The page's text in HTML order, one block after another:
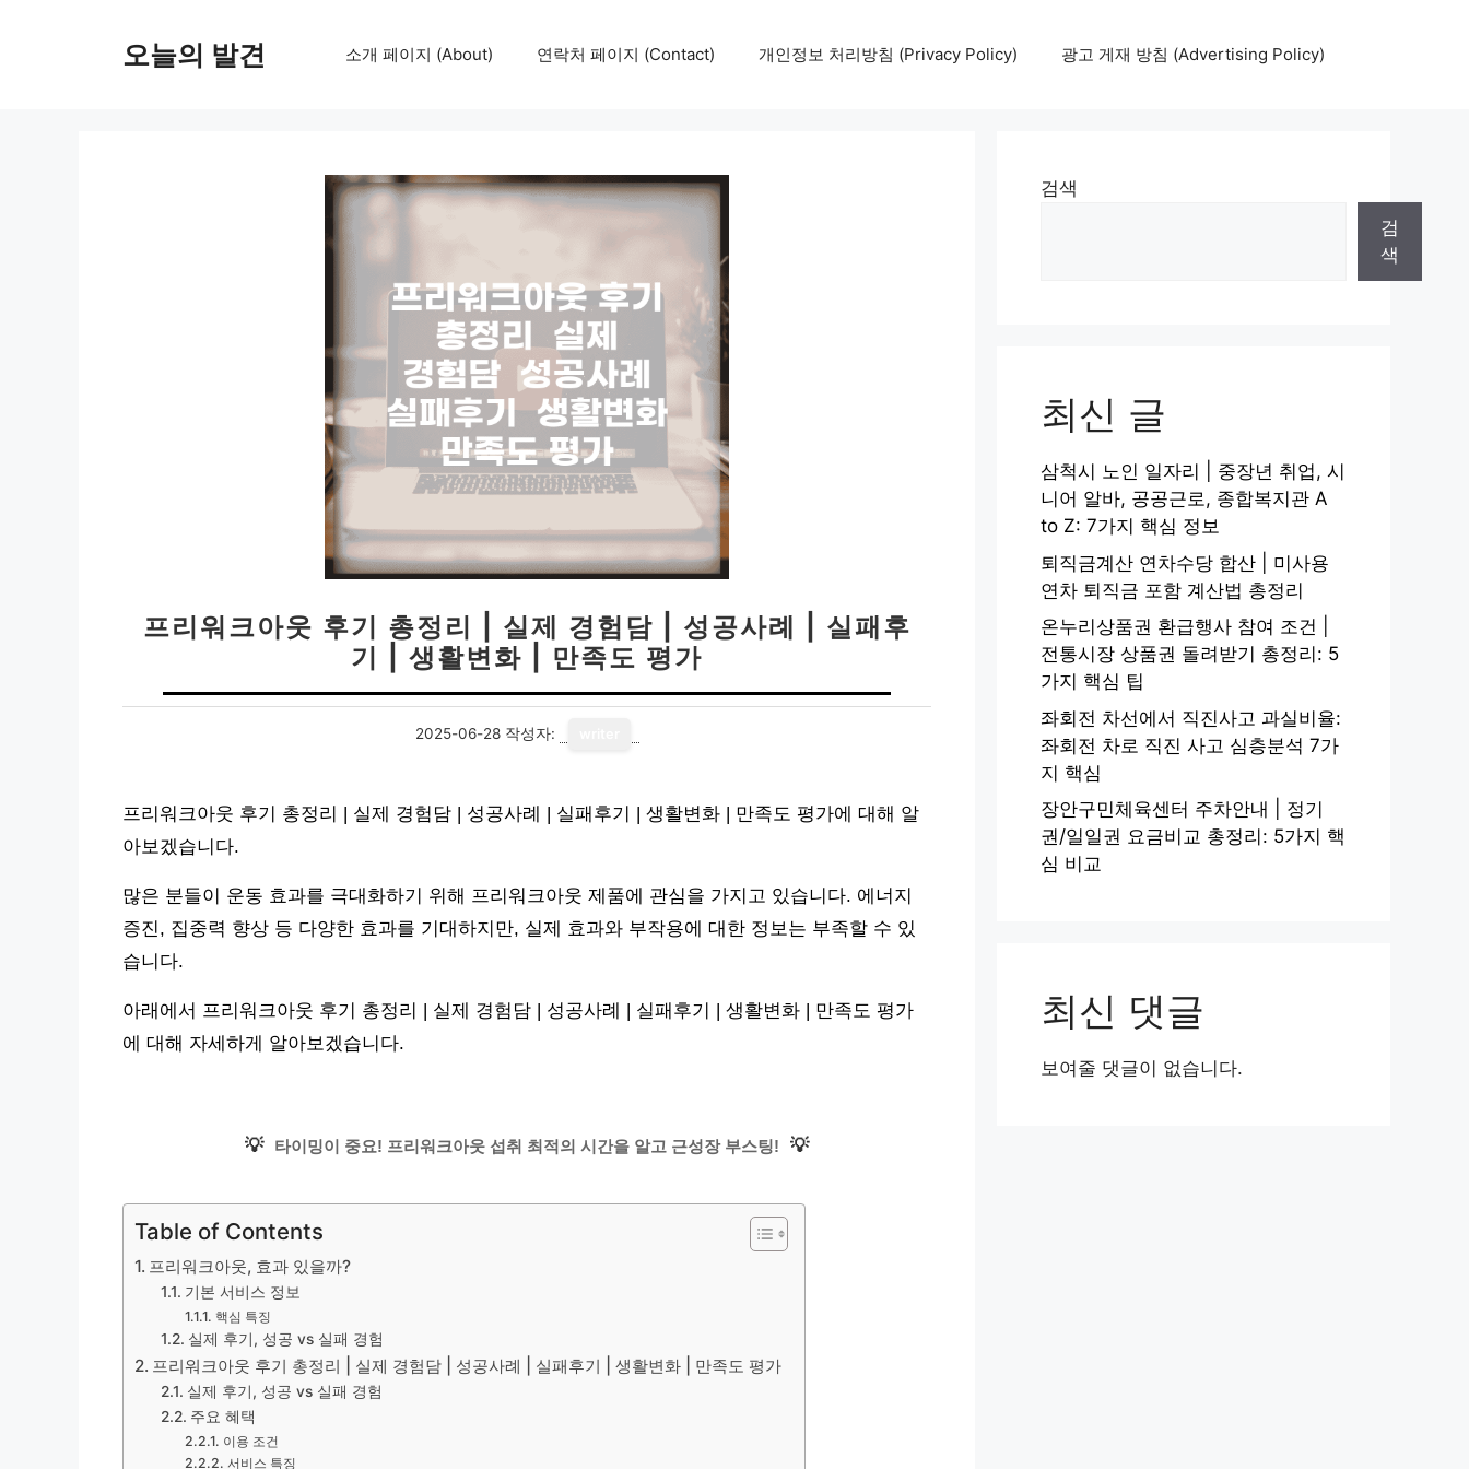
오늘의 발견 소개 페이지 (About) 연락처 페이지 (Contact) 개인정보 처리방침 (Privacy Policy) 광고 게재 방침 (Advertising Policy)
프리워크아웃 후기 총정리 | 실제 경험담 | 성공사례 | 실패후
기 | 생활변화 | 만족도 평가
2025-06-28 작성자:
프리워크아웃 후기 총정리 | 실제 경험담 | 성공사례 | 실패후기 | 생활변화 | 만족도 평가에 대해 알
아보겠습니다.
많은 분들이 운동 효과를 극대화하기 위해 프리워크아웃 제품에 관심을 가지고 있습니다. 에너지
증진, 집중력 향상 등 다양한 효과를 기대하지만, 실제 효과와 부작용에 대한 정보는 부족할 수 있
습니다.
아래에서 프리워크아웃 후기 총정리 | 실제 경험담 | 성공사례 | 실패후기 | 생활변화 | 만족도 평가
에 대해 자세하게 알아보겠습니다.
💡 타이밍이 중요! 프리워크아웃 섭취 최적의 시간을 알고 근성장 부스팅! 💡
Table of Contents
프리워크아웃, 효과 있을까?
기본 서비스 정보
핵심 특징
실제 후기, 성공 vs 실패 경험
프리워크아웃 후기 총정리 | 실제 경험담 | 성공사례 | 실패후기 | 생활변화 | 만족도 평가
실제 후기, 성공 vs 실패 경험
주요 혜택
이용 조건
서비스 특징
검색
검
색
최신 글
삼척시 노인 일자리 | 중장년 취업, 시
니어 알바, 공공근로, 종합복지관 A
to Z: 7가지 핵심 정보
퇴직금계산 연차수당 합산 | 미사용
연차 퇴직금 포함 계산법 총정리
온누리상품권 환급행사 참여 조건 |
전통시장 상품권 돌려받기 총정리: 5
가지 핵심 팁
좌회전 차선에서 직진사고 과실비율:
좌회전 차로 직진 사고 심층분석 7가
지 핵심
장안구민체육센터 주차안내 | 정기
권/일일권 요금비교 총정리: 5가지 핵
심 비교
최신 댓글
보여줄 댓글이 없습니다.